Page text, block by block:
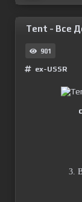
Tent - Все
901
ex-USSR
3.